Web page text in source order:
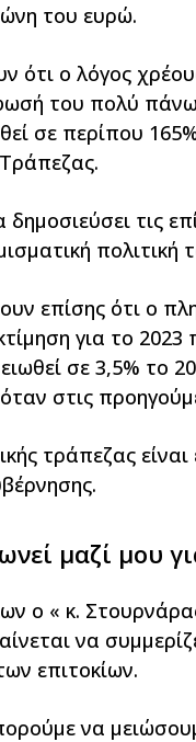
του ευρώ.
ότι ο λόγος
του πολύ
σε περίπου
τις
πολιτική
επίσης ότι ο
για το
σε 3,5% το
στις
τράπεζας
μαζί μου
ο « κ.
να
επιτοκίων.
να